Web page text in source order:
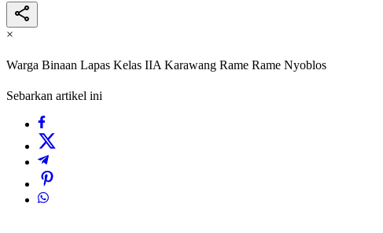
×
Warga Binaan Lapas Kelas IIA Karawang Rame Rame Nyoblos
Sebarkan artikel ini